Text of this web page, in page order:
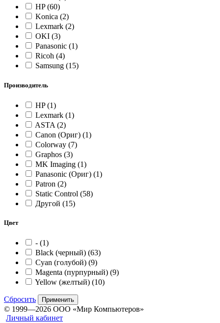
HP(60)
Konica (2)
Lexmark (2)
OKI (3)
Panasonic (1)
Ricoh (4)
Samsung (15)
Производитель
HP(1)
Lexmark (1)
ASTA (2)
Canon (Ориг) (1)
Colorway (7)
Graphos (3)
MK Imaging (1)
Panasonic (Ориг) (1)
Patron (2)
Static Control (58)
Другой (15)
Цвет
- (1)
Black (черный) (63)
Cyan (голубой) (9)
Magenta (пурпурный) (9)
Yellow (желтый) (10)
Сбросить Применить
© 1999—2026 ООО «Мир Компьютеров»
Личный кабинет